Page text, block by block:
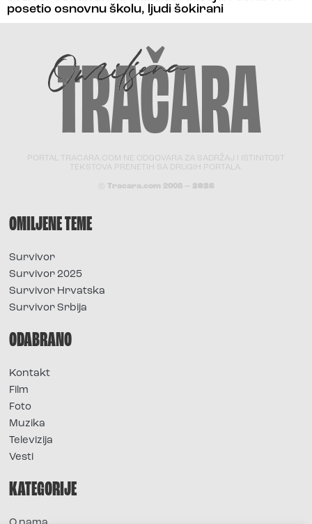
posetio osnovnu školu, ljudi šokirani
PORTAL TRACARA.COM NE ODGOVARA ZA SADRŽAJ I ISTINITOST
TEKSTOVA PRENETIH SA DRUGIH PORTALA.
© Tracara.com 2008 – 2026
OMILJENE TEME
Survivor
Survivor 2025
Survivor Hrvatska
Survivor Srbija
ODABRANO
Kontakt
Film
Foto
Muzika
Televizija
Vesti
KATEGORIJE